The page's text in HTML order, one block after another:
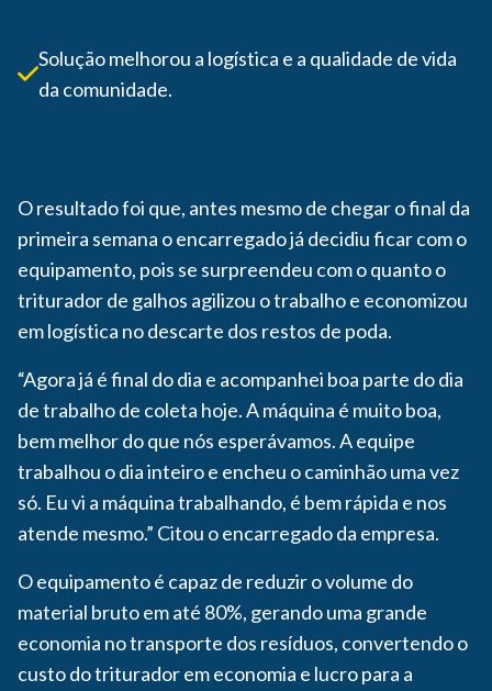
Solução melhorou a logística e a qualidade de vida
da comunidade.
O resultado foi que, antes mesmo de chegar o final da
primeira semana o encarregado já decidiu ficar com o
equipamento, pois se surpreendeu com o quanto o
triturador de galhos agilizou o trabalho e economizou
em logística no descarte dos restos de poda.
“Agora já é final do dia e acompanhei boa parte do dia
de trabalho de coleta hoje. A máquina é muito boa,
bem melhor do que nós esperávamos. A equipe
trabalhou o dia inteiro e encheu o caminhão uma vez
só. Eu vi a máquina trabalhando, é bem rápida e nos
atende mesmo.” Citou o encarregado da empresa.
O equipamento é capaz de reduzir o volume do
material bruto em até 80%, gerando uma grande
economia no transporte dos resíduos, convertendo o
custo do triturador em economia e lucro para a